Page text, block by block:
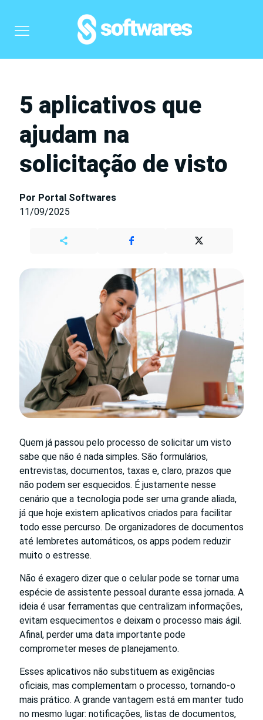
5 aplicativos que
ajudam na
solicitação de visto
Por Portal Softwares
11/09/2025
Quem já passou pelo processo de solicitar um visto
sabe que não é nada simples. São formulários,
entrevistas, documentos, taxas e, claro, prazos que
não podem ser esquecidos. É justamente nesse
cenário que a tecnologia pode ser uma grande aliada,
já que hoje existem aplicativos criados para facilitar
todo esse percurso. De organizadores de documentos
até lembretes automáticos, os apps podem reduzir
muito o estresse.
Não é exagero dizer que o celular pode se tornar uma
espécie de assistente pessoal durante essa jornada. A
ideia é usar ferramentas que centralizam informações,
evitam esquecimentos e deixam o processo mais ágil.
Afinal, perder uma data importante pode
comprometer meses de planejamento.
Esses aplicativos não substituem as exigências
oficiais, mas complementam o processo, tornando-o
mais prático. A grande vantagem está em manter tudo
no mesmo lugar: notificações, listas de documentos,